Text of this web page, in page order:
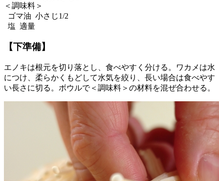
＜調味料＞
ゴマ油 小さじ1/2
塩 適量
【下準備】
エノキは根元を切り落とし、食べやすく分ける。ワカメは水
につけ、柔らかくもどして水気を絞り、長い場合は食べやす
い長さに切る。ボウルで＜調味料＞の材料を混ぜ合わせる。